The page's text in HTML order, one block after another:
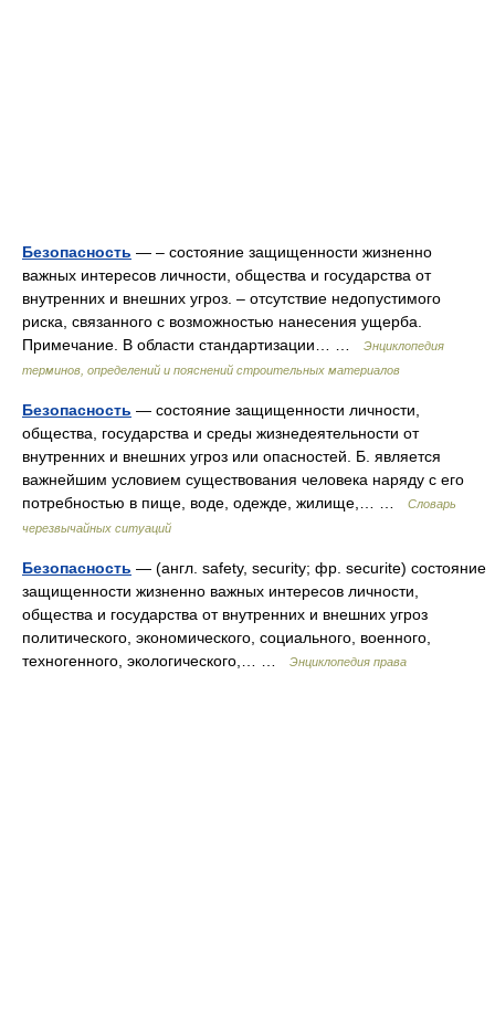
Безопасность — – состояние защищенности жизненно
важных интересов личности, общества и государства от
внутренних и внешних угроз. – отсутствие недопустимого
риска, связанного с возможностью нанесения ущерба.
Примечание. В области стандартизации… …
Энциклопедия
терминов, определений и пояснений строительных материалов
Безопасность — состояние защищенности личности,
общества, государства и среды жизнедеятельности от
внутренних и внешних угроз или опасностей. Б. является
важнейшим условием существования человека наряду с его
потребностью в пище, воде, одежде, жилище,… …
Словарь
черезвычайных ситуаций
Безопасность — (англ. safety, security; фр. securite) состояние
защищенности жизненно важных интересов личности,
общества и государства от внутренних и внешних угроз
политического, экономического, социального, военного,
техногенного, экологического,… …
Энциклопедия права